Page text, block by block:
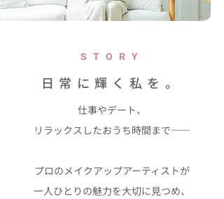
STORY
日常に輝く私を。
仕事やデート、
リラックスしたおうち時間まで——
プロのメイクアップアーティストが
一人ひとりの魅力を大切に見つめ、